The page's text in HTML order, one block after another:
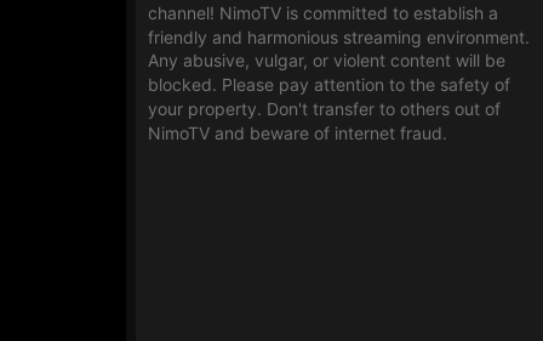
channel! NimoTV is committed to establish a
friendly and harmonious streaming environment.
Any abusive, vulgar, or violent content will be
blocked. Please pay attention to the safety of
your property. Don't transfer to others out of
NimoTV and beware of internet fraud.